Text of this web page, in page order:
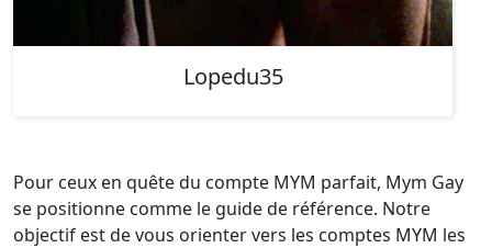
Lopedu35
Pour ceux en quête du compte MYM parfait, Mym Gay
se positionne comme le guide de référence. Notre
objectif est de vous orienter vers les comptes MYM les